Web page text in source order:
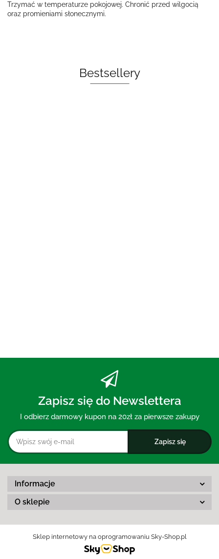
Trzymać w temperaturze pokojowej. Chronić przed wilgocią
oraz promieniami słonecznymi.
Bestsellery
Zapisz się do Newslettera
I odbierz darmowy kupon na 20zł za pierwsze zakupy
Informacje
O sklepie
Sklep internetowy na oprogramowaniu Sky-Shop.pl